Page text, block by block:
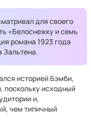
для своего
«Белоснежку и семь
романа 1923 года
Зальтена.
историей Бэмби,
поскольку исходный
и,
чем типичный